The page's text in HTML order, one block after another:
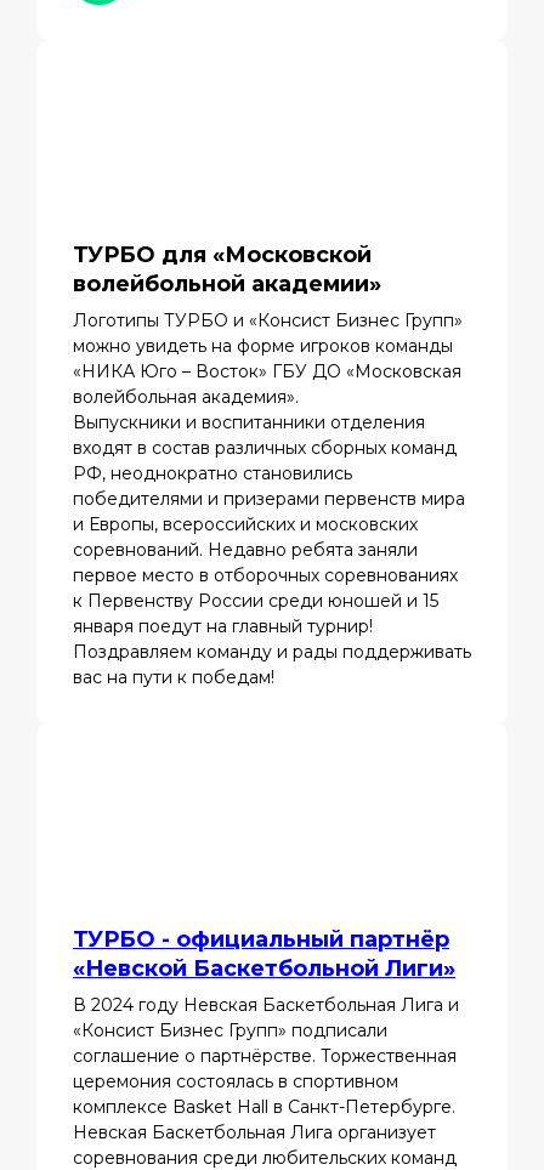
ТУРБО для «Московской
волейбольной академии»
Логотипы ТУРБО и «Консист Бизнес Групп»
можно увидеть на форме игроков команды
«НИКА Юго – Восток» ГБУ ДО «Московская
волейбольная академия».
Выпускники и воспитанники отделения
входят в состав различных сборных команд
РФ, неоднократно становились
победителями и призерами первенств мира
и Европы, всероссийских и московских
соревнований. Недавно ребята заняли
первое место в отборочных соревнованиях
к Первенству России среди юношей и 15
января поедут на главный турнир!
Поздравляем команду и рады поддерживать
вас на пути к победам!
ТУРБО - официальный партнёр
«Невской Баскетбольной Лиги»
В 2024 году Невская Баскетбольная Лига и
«Консист Бизнес Групп» подписали
соглашение о партнёрстве. Торжественная
церемония состоялась в спортивном
комплексе Basket Hall в Санкт-Петербурге.
Невская Баскетбольная Лига организует
соревнования среди любительских команд